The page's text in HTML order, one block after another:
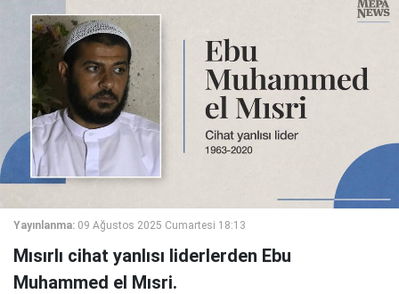
Yayınlanma: 09 Ağustos 2025 Cumartesi 18:13
Mısırlı cihat yanlısı liderlerden Ebu
Muhammed el Mısri.